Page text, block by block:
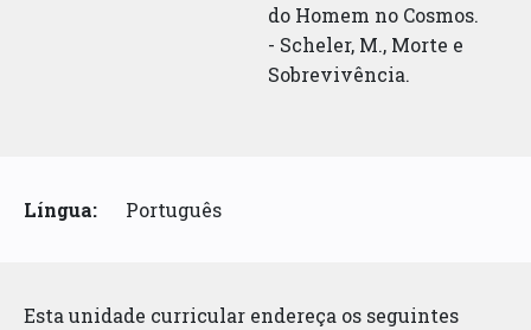
do Homem no Cosmos.
- Scheler, M., Morte e
Sobrevivência.
Língua: Português
Esta unidade curricular endereça os seguintes